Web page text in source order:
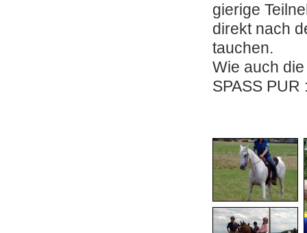
gierige
direkt nach
tauchen.
Wie auch
SPASS PUR